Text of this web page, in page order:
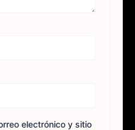
electrónico y sitio